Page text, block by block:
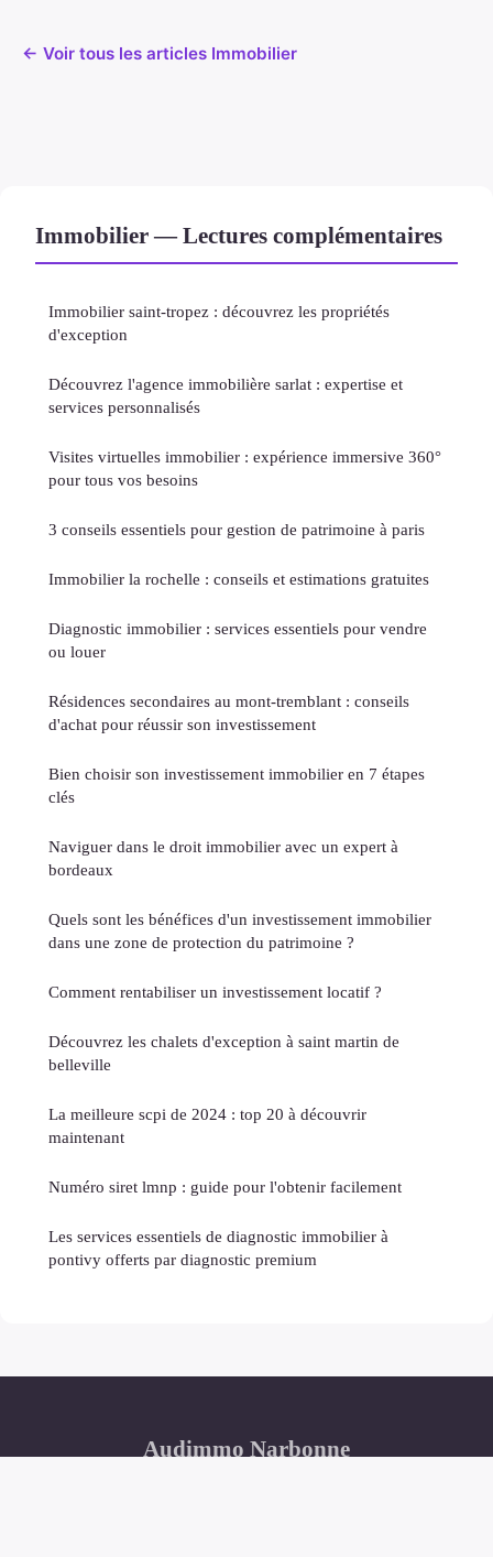
← Voir tous les articles Immobilier
Immobilier — Lectures complémentaires
Immobilier saint-tropez : découvrez les propriétés
d'exception
Découvrez l'agence immobilière sarlat : expertise et
services personnalisés
Visites virtuelles immobilier : expérience immersive 360°
pour tous vos besoins
3 conseils essentiels pour gestion de patrimoine à paris
Immobilier la rochelle : conseils et estimations gratuites
Diagnostic immobilier : services essentiels pour vendre
ou louer
Résidences secondaires au mont-tremblant : conseils
d'achat pour réussir son investissement
Bien choisir son investissement immobilier en 7 étapes
clés
Naviguer dans le droit immobilier avec un expert à
bordeaux
Quels sont les bénéfices d'un investissement immobilier
dans une zone de protection du patrimoine ?
Comment rentabiliser un investissement locatif ?
Découvrez les chalets d'exception à saint martin de
belleville
La meilleure scpi de 2024 : top 20 à découvrir
maintenant
Numéro siret lmnp : guide pour l'obtenir facilement
Les services essentiels de diagnostic immobilier à
pontivy offerts par diagnostic premium
Audimmo Narbonne